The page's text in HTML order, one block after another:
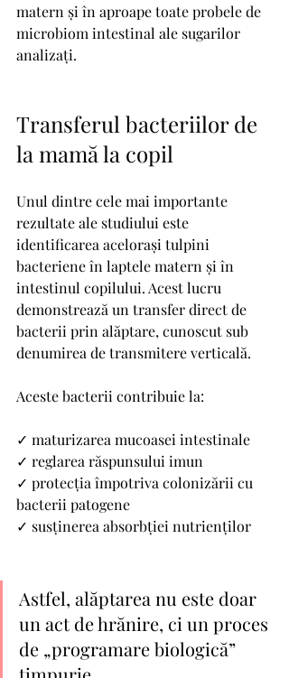
matern și în aproape toate probele de
microbiom intestinal ale sugarilor
analizați.
Transferul bacteriilor de
la mamă la copil
Unul dintre cele mai importante
rezultate ale studiului este
identificarea acelorași tulpini
bacteriene în laptele matern și în
intestinul copilului. Acest lucru
demonstrează un transfer direct de
bacterii prin alăptare, cunoscut sub
denumirea de transmitere verticală.
Aceste bacterii contribuie la:
✓ maturizarea mucoasei intestinale
✓ reglarea răspunsului imun
✓ protecția împotriva colonizării cu
bacterii patogene
✓ susținerea absorbției nutrienților
Astfel, alăptarea nu este doar
un act de hrănire, ci un proces
de „programare biologică”